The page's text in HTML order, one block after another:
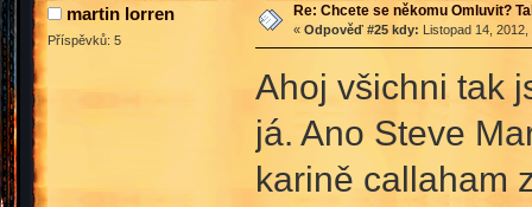
martin lorren
Příspěvků: 5
Re: Chcete se někomu Omluvit?
« Odpověď #25 kdy: Listopad 14,
Ahoj všichni tak
já. Ano Steve
karině callaham